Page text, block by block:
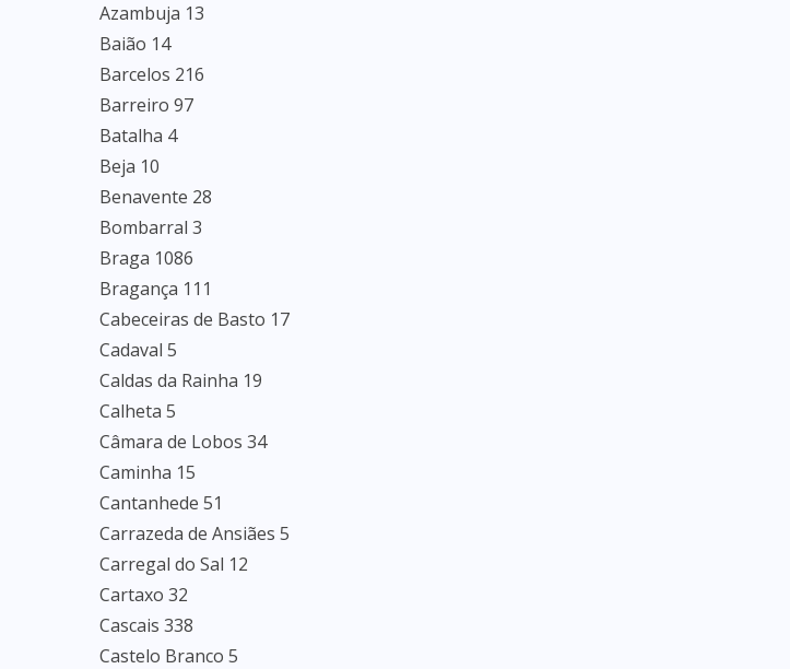
Azambuja 13
Baião 14
Barcelos 216
Barreiro 97
Batalha 4
Beja 10
Benavente 28
Bombarral 3
Braga 1086
Bragança 111
Cabeceiras de Basto 17
Cadaval 5
Caldas da Rainha 19
Calheta 5
Câmara de Lobos 34
Caminha 15
Cantanhede 51
Carrazeda de Ansiães 5
Carregal do Sal 12
Cartaxo 32
Cascais 338
Castelo Branco 5